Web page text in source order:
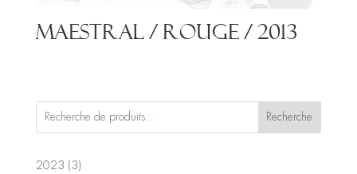
Maestral / Rouge / 2013
Recherche
2023 33